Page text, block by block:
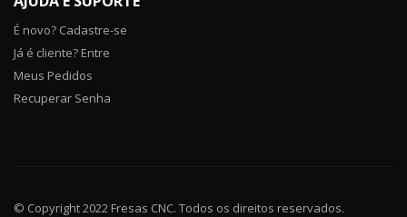
É novo? Cadastre-se
Já é cliente? Entre
Meus Pedidos
Recuperar Senha
© Copyright 2022 Fresas CNC. Todos os direitos reservados.